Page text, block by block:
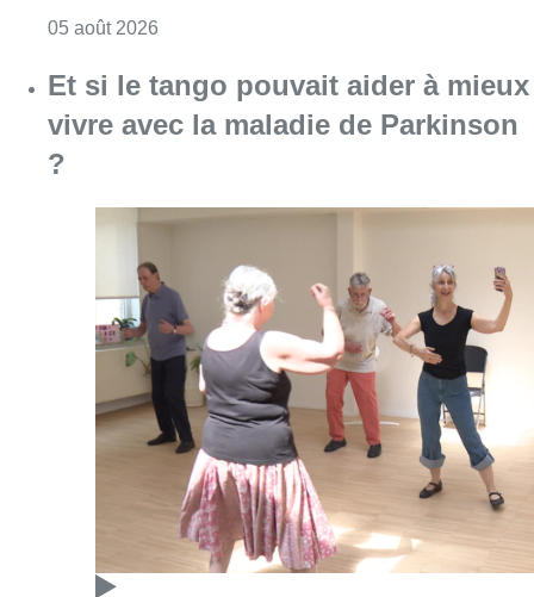
04 août 2026 Consulter l'article "Et si le tango pouvait
Balagan World réunit la scène
house internationale à Bruxelles fin
août